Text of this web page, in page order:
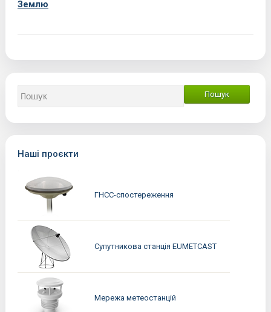
Землю
Наші проєкти
ГНСС-спостереження
Супутникова станція EUMETCAST
Мережа метеостанцій